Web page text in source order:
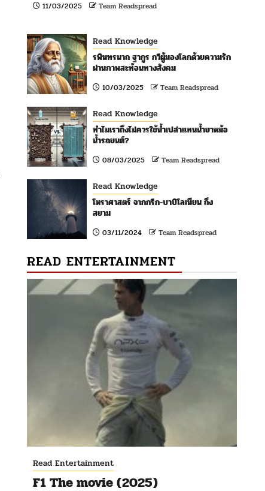
11/03/2025 Team Readspread
Read Knowledge
รพินทรนาถ ฐากูร กวีผู้มองโลกด้วยความรัก
ผ่านภาพสะท้อนทางสังคม
10/03/2025 Team Readspread
Read Knowledge
ทำไมเราถึงไม่ควรใช้น้ำเปล่าแทนน้ำยาหม้อ
น้ำรถยนต์?
08/03/2025 Team Readspread
Read Knowledge
โหราศาสตร์ จากกรีก-บาบิโลเนียน ถึง
สยาม
03/11/2024 Team Readspread
READ ENTERTAINMENT
Read Entertainment
F1 The movie (2025)